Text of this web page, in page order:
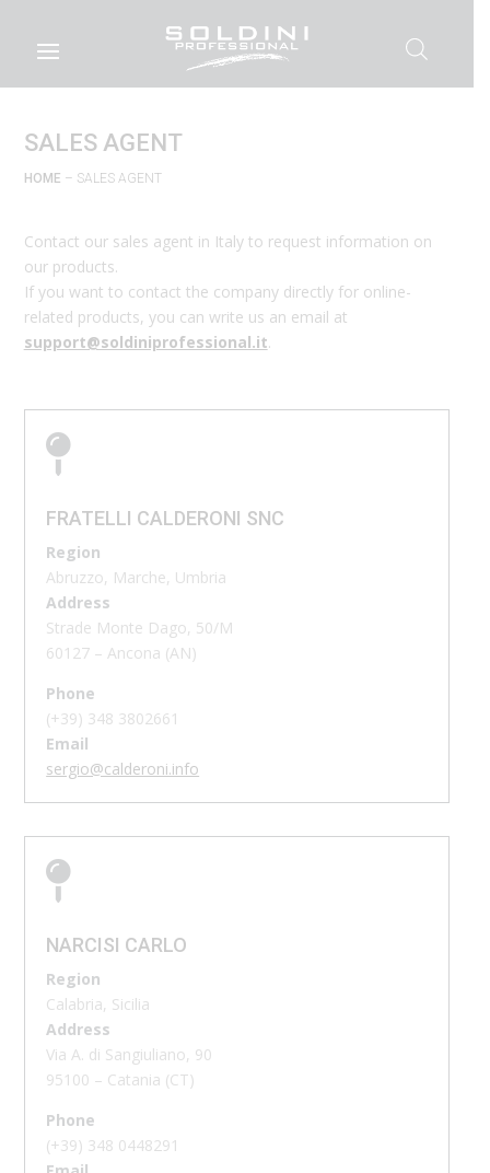
SALES AGENT
HOME – SALES AGENT
Contact our sales agent in Italy to request information on
our products.
If you want to contact the company directly for online-
related products, you can write us an email at
support@soldiniprofessional.it.

FRATELLI CALDERONI SNC
Region
Abruzzo, Marche, Umbria
Address
Strade Monte Dago, 50/M
60127 – Ancona (AN)
Phone
(+39) 348 3802661
Email
sergio@calderoni.info

NARCISI CARLO
Region
Calabria, Sicilia
Address
Via A. di Sangiuliano, 90
95100 – Catania (CT)
Phone
(+39) 348 0448291